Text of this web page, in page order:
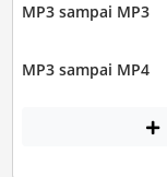
MP3 sampai MP3
MP3 sampai MP4